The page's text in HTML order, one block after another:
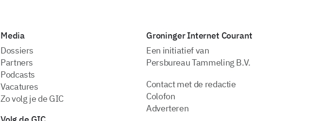
Media
dossiers
partners
podcasts
vacatures
zo volg je de GIC
Groninger Internet Courant
Een initiatief van
Persbureau Tammeling B.V.
Contact met de redactie
Colofon
Adverteren